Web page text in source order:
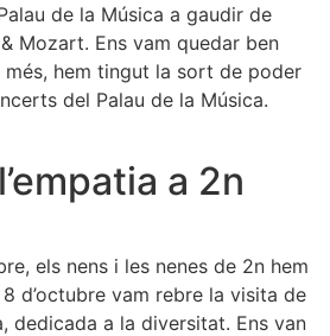
de la Música a gaudir de
Mozart. Ens vam quedar ben
més, hem tingut la sort de poder
del Palau de la Música.
a 2n
els nens i les nenes de 2n hem
d’octubre vam rebre la visita de
dedicada a la diversitat. Ens van